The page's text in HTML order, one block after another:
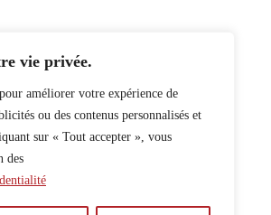
vie privée.
améliorer votre expérience de
ou des contenus personnalisés et
sur « Tout accepter », vous
des